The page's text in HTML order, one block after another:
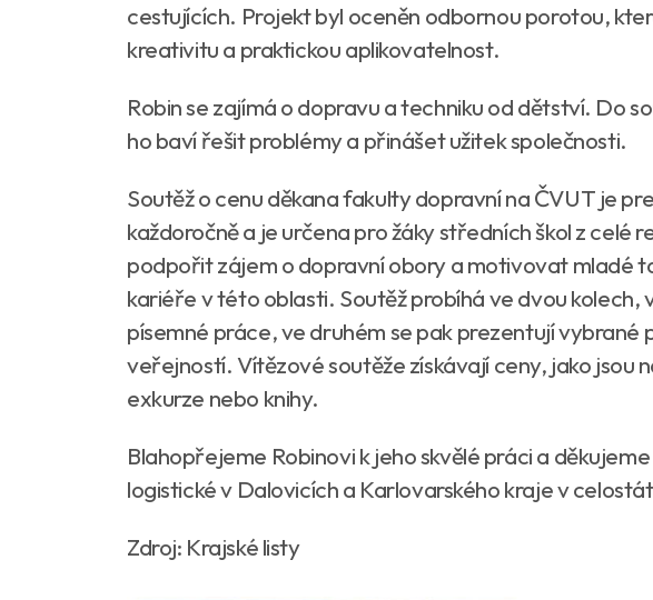
cestujících. Projekt byl oceněn odbornou porotou,
kreativitu a praktickou aplikovatelnost.
Robin se zajímá o dopravu a techniku od dětství. Do
ho baví řešit problémy a přinášet užitek společnosti.
Soutěž o cenu děkana fakulty dopravní na ČVUT je
každoročně a je určena pro žáky středních škol z celé
podpořit zájem o dopravní obory a motivovat mladé
kariéře v této oblasti. Soutěž probíhá ve dvou kolech,
písemné práce, ve druhém se pak prezentují
veřejností. Vítězové soutěže získávají ceny, jako jsou
exkurze nebo knihy.
Blahopřejeme Robinovi k jeho skvělé práci a
logistické v Dalovicích a Karlovarského kraje v
Zdroj: Krajské listy